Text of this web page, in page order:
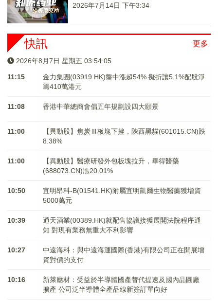
2026年7月14日 下午3:34
更多
快訊
2026年8月7日 星期五 03:54:05
11:15
金力集團(03919.HK)盤中漲超54% 擬折讓5.1%配股淨
籌410萬港元
11:08 香港中華總商會倡五年規劃設四大願景
11:00
【異動股】焦炭Ⅲ板塊下挫，陝西黑貓(601015.CN)跌
8.38%
11:00
【異動股】醫療研發外包板塊拉升，畢得醫藥
(688073.CN)漲20.01%
10:50
宜明昂科-B(01541.HK)附屬宜明凱爾生物醫藥獲增資
5000萬元
10:39
通天酒業(00389.HK)就配售協議接獲展開法院程序通
知 對現有業務無重大不利影響
10:27
中遠海科：與中遠海運國際(香港)有限公司正在開展增
資對價的支付
10:16
新萊應材：受益於半導體國產替代提速及國內晶圓廠
擴產 公司泛半導體全產品線新簽訂單向好